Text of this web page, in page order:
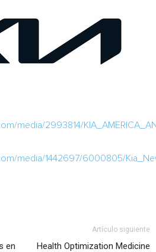
media/2993814/
media/1442697/6000805/
en
Artículo siguiente
Health Optimization Medicine